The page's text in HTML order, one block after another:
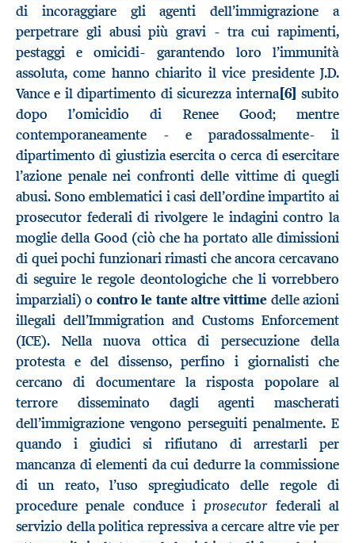
di incoraggiare gli agenti dell’immigrazione a
perpetrare gli abusi più gravi - tra cui rapimenti,
pestaggi e omicidi- garantendo loro l’immunità
assoluta, come hanno chiarito il vice presidente J.D.
Vance e il dipartimento di sicurezza interna[6] subito
dopo l’omicidio di Renee Good; mentre
contemporaneamente - e paradossalmente- il
dipartimento di giustizia esercita o cerca di esercitare
l’azione penale nei confronti delle vittime di quegli
abusi. Sono emblematici i casi dell’ordine impartito ai
prosecutor federali di rivolgere le indagini contro la
moglie della Good (ciò che ha portato alle dimissioni
di quei pochi funzionari rimasti che ancora cercavano
di seguire le regole deontologiche che li vorrebbero
imparziali) o contro le tante altre vittime delle azioni
illegali dell’Immigration and Customs Enforcement
(ICE). Nella nuova ottica di persecuzione della
protesta e del dissenso, perfino i giornalisti che
cercano di documentare la risposta popolare al
terrore disseminato dagli agenti mascherati
dell’immigrazione vengono perseguiti penalmente. E
quando i giudici si rifiutano di arrestarli per
mancanza di elementi da cui dedurre la commissione
di un reato, l’uso spregiudicato delle regole di
procedure penale conduce iprosecutor federali al
servizio della politica repressiva a cercare altre vie per